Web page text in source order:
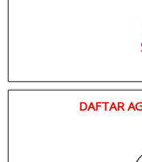
DAFTAR